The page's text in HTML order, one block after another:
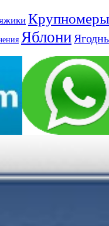
Крупномеры
Яблони